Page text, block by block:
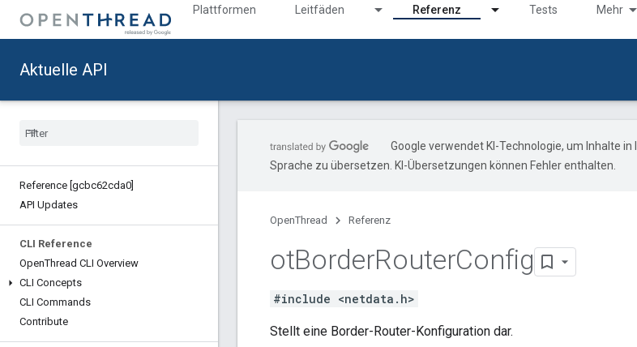
Plattformen Leitfäden Referenz Tests Mehr
Aktuelle API
Reference [gcbc62cda0]
API Updates
CLI Reference
OpenThread CLI Overview
CLI Concepts
CLI Commands
Contribute
Google verwendet KI-Technologie, um Inhalte in
Sprache zu übersetzen. KI-Übersetzungen können Fehler enthalten.
OpenThread Referenz
otBorderRouterConfig
#include <netdata.h>
Stellt eine Border-Router-Konfiguration dar.